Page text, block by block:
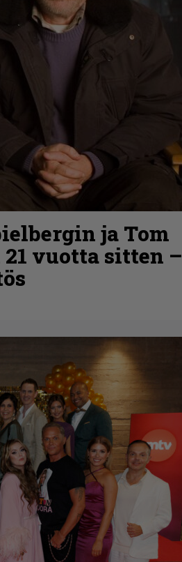
ja Tom
vuotta sitten –